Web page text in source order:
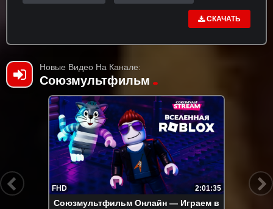
СКАЧАТЬ
Новые Видео На Канале:
Союзмультфильм
FHD 2:01:35
Союзмультфильм Онлайн — Играем в